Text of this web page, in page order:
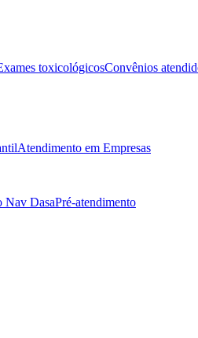
toxicológicosConvênios
Atendimento em Empresas
Nav DasaPré-atendimento